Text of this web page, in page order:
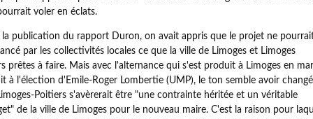
voler en éclats.
la publication du rapport Duron, on avait appris que le projet ne
par les collectivités locales ce que la ville de Limoges et Limoges
prêtes à faire. Mais avec l'alternance qui s'est produit à Limoges en
à l'élection d'Emile-Roger Lombertie (UMP), le ton semble avoir
Poitiers s'avèrerait être "une contrainte héritée et un véritable
de la ville de Limoges pour le nouveau maire. C'est la raison pour